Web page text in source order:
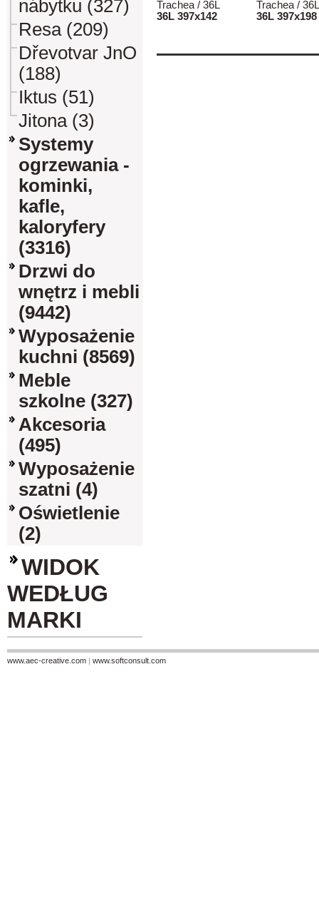
nábytku (327)
Resa (209)
Dřevotvar JnO
(188)
Iktus (51)
Jitona (3)
Systemy
ogrzewania -
kominki,
kafle,
kaloryfery
(3316)
Drzwi do
wnętrz i mebli
(9442)
Wyposażenie
kuchni (8569)
Meble
szkolne (327)
Akcesoria
(495)
Wyposażenie
szatni (4)
Oświetlenie
(2)
WIDOK
WEDŁUG
MARKI
Trachea / 36L
36L 397x142
Trachea / 36L
36L 397x198
www.aec-creative.com | www.softconsult.com